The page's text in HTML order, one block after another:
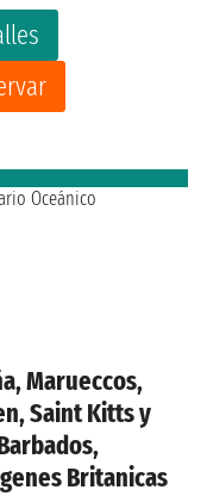
Marueccos,
Saint Kitts y
Britanicas